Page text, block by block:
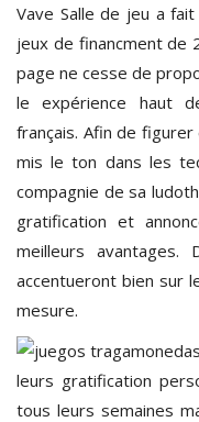
Vave Salle de jeu a
jeux de financment de
page ne cesse de
le expérience haut
français. Afin de
mis le ton dans les
compagnie de sa
gratification et
meilleurs avantages.
accentueront bien sur
mesure.
leurs gratification
tous leurs semaines